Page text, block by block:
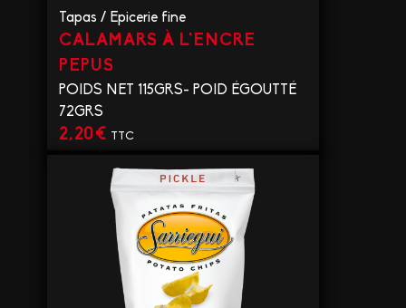
Tapas / Epicerie fine
CALAMARS À L'ENCRE
PEPUS
POIDS NET 115GRS- POID ÉGOUTTÉ
72GRS
2,20€ TTC